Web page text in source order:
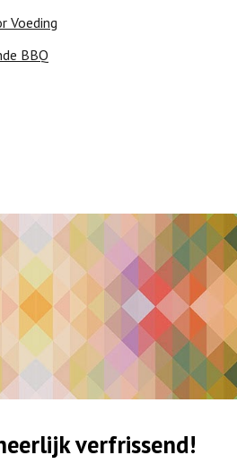
Voeding
BBQ
verfrissend!